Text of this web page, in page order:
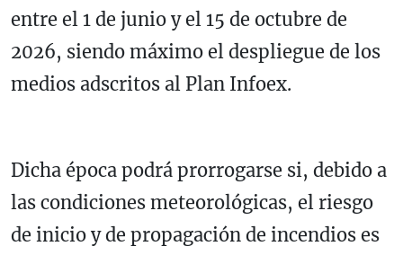
entre el 1 de junio y el 15 de octubre de
2026, siendo máximo el despliegue de los
medios adscritos al Plan Infoex.
Dicha época podrá prorrogarse si, debido a
las condiciones meteorológicas, el riesgo
de inicio y de propagación de incendios es